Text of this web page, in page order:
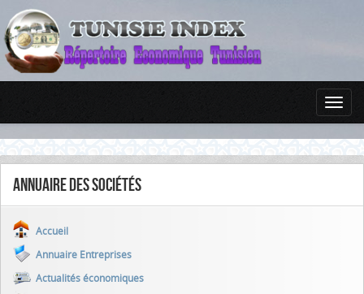
Annuaire des sociétés
Accueil
Annuaire Entreprises
Actualités économiques